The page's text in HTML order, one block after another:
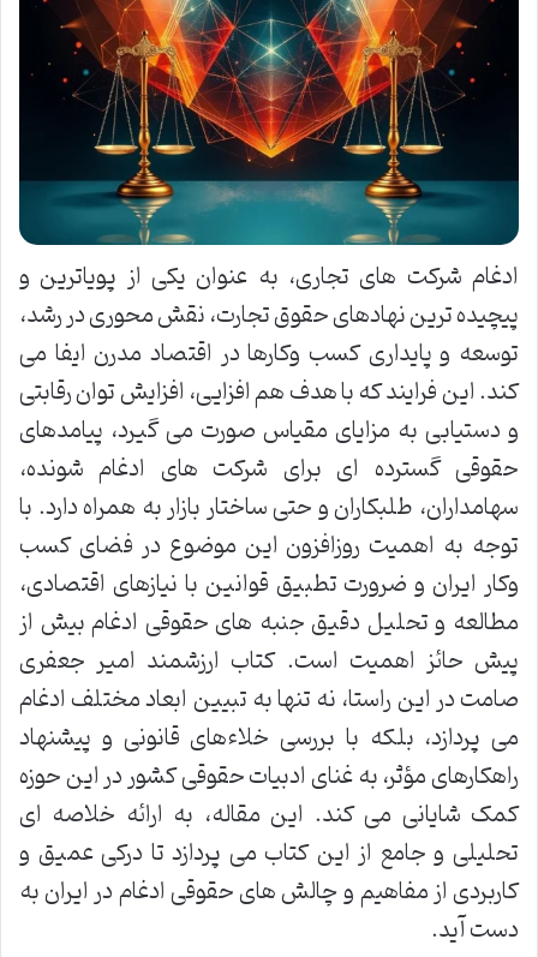
ادغام شرکت های تجاری، به عنوان یکی از پویاترین و
پیچیده ترین نهادهای حقوق تجارت، نقش محوری در رشد،
توسعه و پایداری کسب وکارها در اقتصاد مدرن ایفا می
کند. این فرایند که با هدف هم افزایی، افزایش توان رقابتی
و دستیابی به مزایای مقیاس صورت می گیرد، پیامدهای
حقوقی گسترده ای برای شرکت های ادغام شونده،
سهامداران، طلبکاران و حتی ساختار بازار به همراه دارد. با
توجه به اهمیت روزافزون این موضوع در فضای کسب
وکار ایران و ضرورت تطبیق قوانین با نیازهای اقتصادی،
مطالعه و تحلیل دقیق جنبه های حقوقی ادغام بیش از
پیش حائز اهمیت است. کتاب ارزشمند امیر جعفری
صامت در این راستا، نه تنها به تبیین ابعاد مختلف ادغام
می پردازد، بلکه با بررسی خلاءهای قانونی و پیشنهاد
راهکارهای مؤثر، به غنای ادبیات حقوقی کشور در این حوزه
کمک شایانی می کند. این مقاله، به ارائه خلاصه ای
تحلیلی و جامع از این کتاب می پردازد تا درکی عمیق و
کاربردی از مفاهیم و چالش های حقوقی ادغام در ایران به
دست آید.